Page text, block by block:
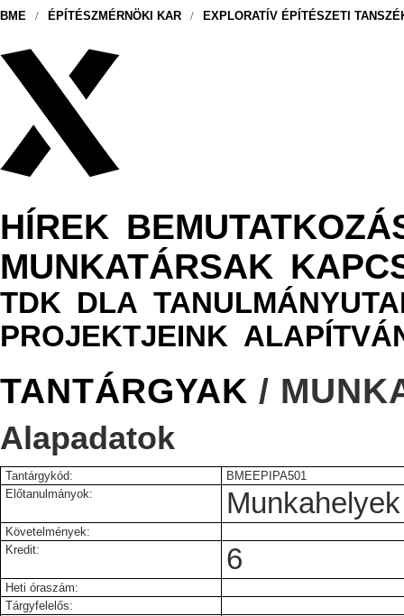
BME / ÉPÍTÉSZMÉRNÖKI KAR / EXPLORATÍV ÉPÍTÉSZETI
HÍREK
MUNKATÁRSAK
TDK DLA
PROJEKTJEINK
TANTÁRGYAK /
Alapadatok
Tantárgykód:
BMEEPIPA501
Előtanulmányok:
Követelmények:
Kredit:
6
Heti óraszám:
Tárgyfelelős: